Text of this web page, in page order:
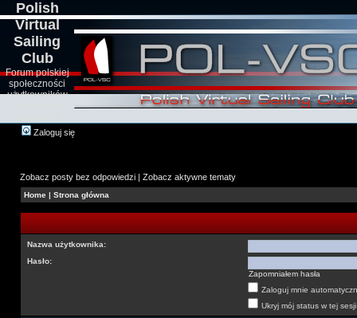
Polish
Virtual
Sailing
Club
Forum polskiej
społeczności
użytkowników
Zaloguj się
Zobacz posty bez odpowiedzi | Zobacz aktywne tematy
Home | Strona główna
Nazwa użytkownika:
Hasło:
Zapomniałem hasła
Zaloguj mnie
Ukryj mój status w tej sesji